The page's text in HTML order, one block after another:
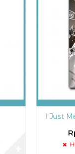
I Just